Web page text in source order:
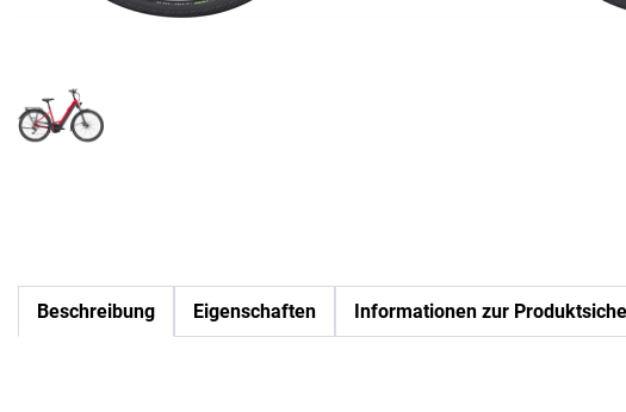
Beschreibung Eigenschaften Informationen zur